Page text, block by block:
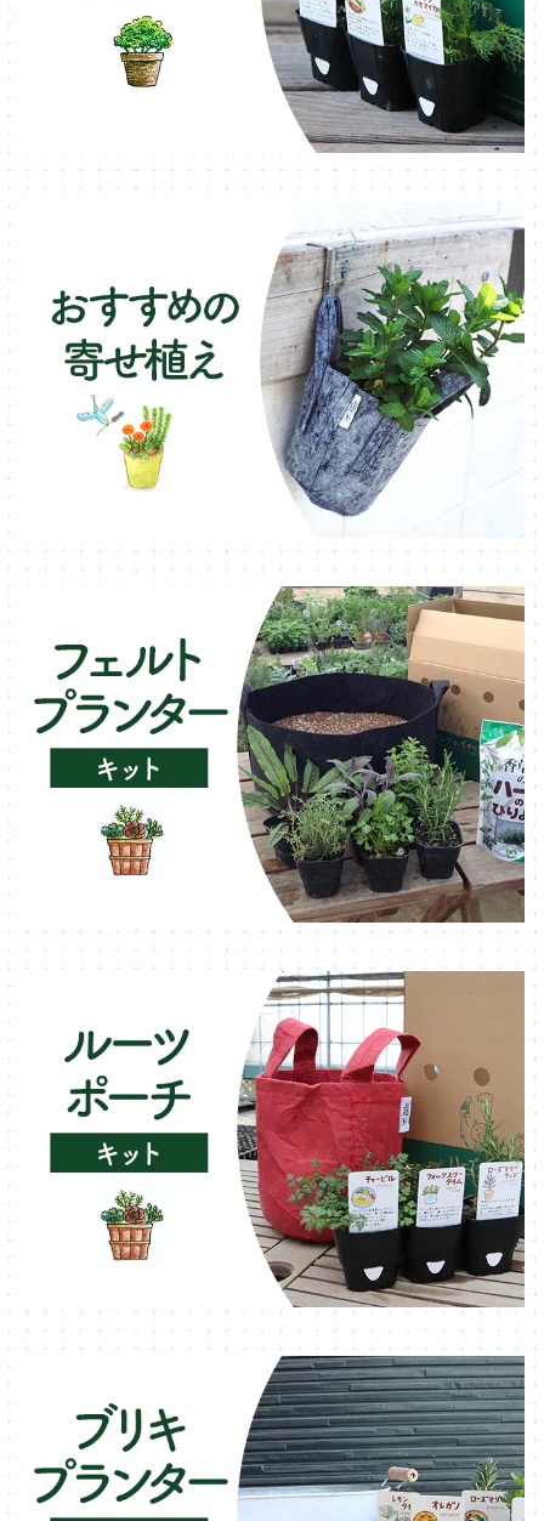
オレガノ・ハーブ苗
ラベンダー・ハーブ苗
ローズマリー・ハーブ苗
ガーデンベジタ・イタリア野菜
ブリキ製プランター
テーブル・チェア・ベンチ